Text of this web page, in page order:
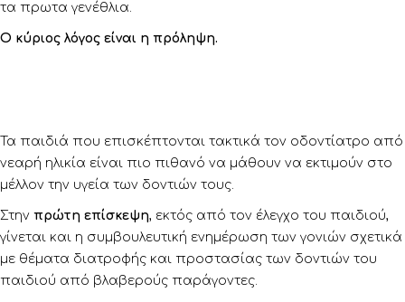
τα πρωτα γενέθλια.
Ο κύριος λόγος είναι η πρόληψη.
Τα παιδιά που επισκέπτονται τακτικά τον οδοντίατρο από
νεαρή ηλικία είναι πιο πιθανό να μάθουν να εκτιμούν στο
μέλλον την υγεία των δοντιών τους.
Στην πρώτη επίσκεψη, εκτός από τον έλεγχο του παιδιού,
γίνεται και η συμβουλευτική ενημέρωση των γονιών σχετικά
με θέματα διατροφής και προστασίας των δοντιών του
παιδιού από βλαβερούς παράγοντες.